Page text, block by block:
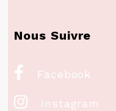
Nous Suivre
 Facebook
 Instagram